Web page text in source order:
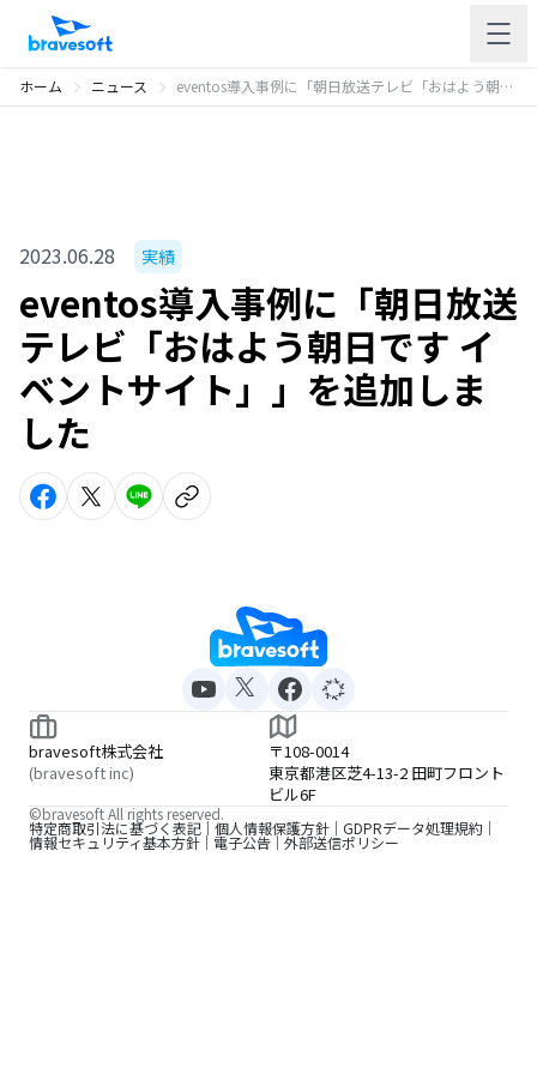
ホーム ニュース eventos導入事例に「朝日放送テレビ「おはよう朝日です イベントサイト」」を追加しました
2023.06.28 実績
eventos導入事例に「朝日放送
テレビ「おはよう朝日です イ
ベントサイト」」を追加しま
した
bravesoft株式会社
(bravesoft inc)
〒108-0014
東京都港区芝4-13-2 田町フロント
ビル6F
特定商取引法に基づく表記 個人情報保護方針 GDPRデータ処理規約
情報セキュリティ基本方針 電子公告 外部送信ポリシー
©bravesoft All rights reserved.